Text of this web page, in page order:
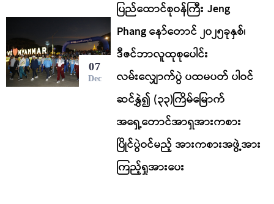
07
Dec
ပြည်ထောင်စုဝန်ကြီး Jeng
Phang နော်တောင် ၂၀၂၅ခုနှစ်၊
ဒီဇင်ဘာလူထုစုပေါင်း
လမ်းလျှောက်ပွဲ ပထမပတ် ပါဝင်
ဆင်နွှဲ၍ (၃၃)ကြိမ်မြောက်
အရှေ့တောင်အာရှအားကစား
ပြိုင်ပွဲဝင်မည့် အားကစားအဖွဲ့အား
ကြည့်ရှုအားပေး